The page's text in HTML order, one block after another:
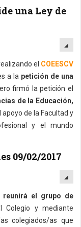
una Ley de
el COEESCV
a la petición de una
firmó la petición el
de la Educación,
de la Facultad y
y el mundo
09/02/2017
reunirá el grupo de
Colegio y mediante
colegiados/as que